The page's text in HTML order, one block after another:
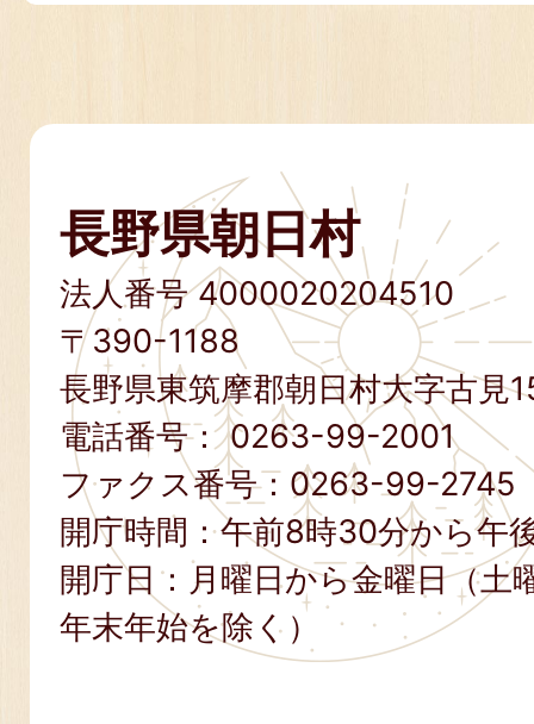
長野県朝日村
法人番号 4000020204510
〒390-1188
長野県東筑摩郡朝日村大字古見
電話番号：0263-99-2001
ファクス番号： 0263-99-2745
開庁時間：午前8時30分から午
開庁日：月曜日から金曜日（土
年末年始を除く）